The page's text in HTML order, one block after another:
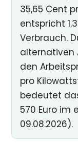
35,65 Cent
entspricht
Verbrauch.
alternativen
den
pro
bedeutet
570 Euro im
09.08.2026).